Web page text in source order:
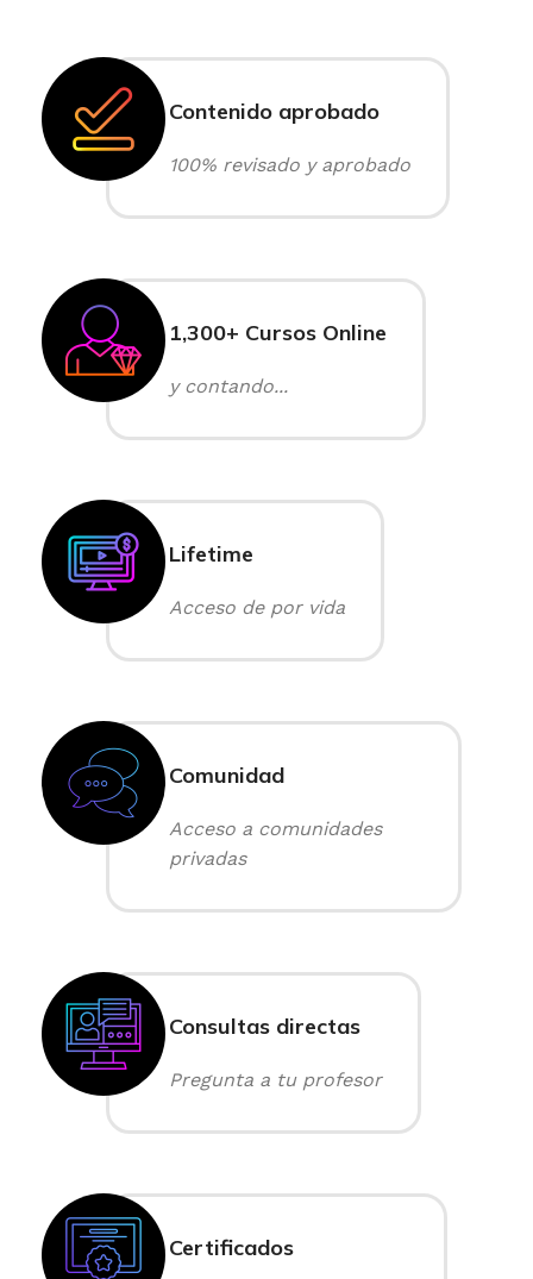
Contenido aprobado
100% revisado y aprobado
1,300+ Cursos Online
y contando...
Lifetime
Acceso de por vida
Comunidad
Acceso a comunidades
privadas
Consultas directas
Pregunta a tu profesor
Certificados